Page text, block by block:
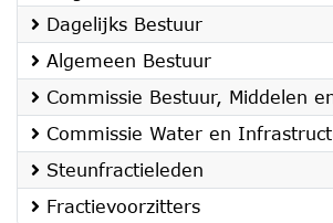
Dagelijks Bestuur
Algemeen Bestuur
Commissie Bestuur, Middelen
Commissie Water en
Steunfractieleden
Fractievoorzitters